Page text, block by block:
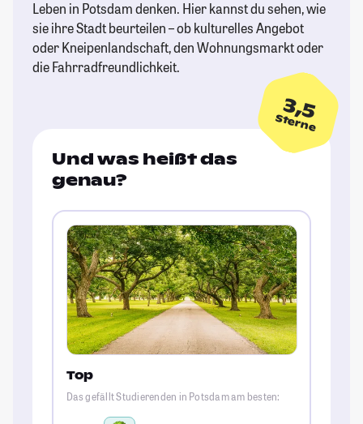
Leben in Potsdam denken. Hier kannst du sehen, wie
sie ihre Stadt beurteilen – ob kulturelles Angebot
oder Kneipenlandschaft, den Wohnungsmarkt oder
die Fahrradfreundlichkeit.
3,5
Sterne
Und was heißt das
genau?
Top
Das gefällt Studierenden in Potsdam am besten: